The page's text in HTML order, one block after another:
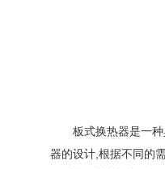
板式换热器是一
器的设计,根据不同的